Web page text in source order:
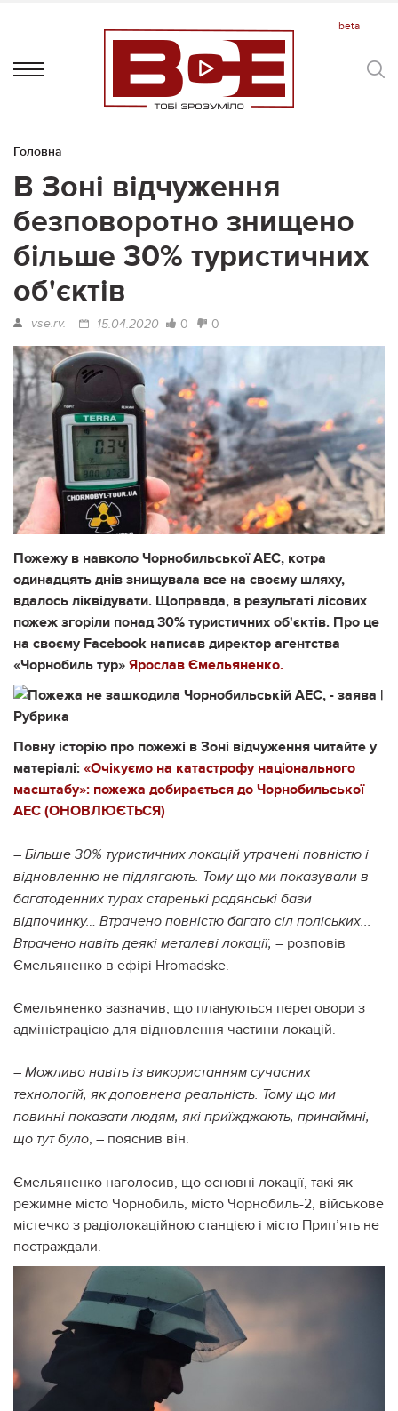
Головна
В Зоні відчуження
безповоротно знищено
більше 30% туристичних
об'єктів
vse.rv. 15.04.2020 0 0
Пожежу в навколо Чорнобильської АЕС, котра
одинадцять днів знищувала все на своєму шляху,
вдалось ліквідувати. Щоправда, в результаті лісових
пожеж згоріли понад 30% туристичних об'єктів. Про це
на своєму Facebook написав директор агентства
«Чорнобиль тур» Ярослав Ємельяненко.
Повну історію про пожежі в Зоні відчуження читайте у
матеріалі: «Очікуємо на катастрофу національного
масштабу»: пожежа добирається до Чорнобильської
АЕС (ОНОВЛЮЄТЬСЯ)
– Більше 30% туристичних локацій утрачені повністю і
відновленню не підлягають. Тому що ми показували в
багатоденних турах старенькі радянські бази
відпочинку… Втрачено повністю багато сіл поліських...
Втрачено навіть деякі металеві локації, – розповів
Ємельяненко в ефірі Hromadske.
Ємельяненко зазначив, що плануються переговори з
адміністрацією для відновлення частини локацій.
– Можливо навіть із використанням сучасних
технологій, як доповнена реальність. Тому що ми
повинні показати людям, які приїжджають, принаймні,
що тут було, – пояснив він.
Ємельяненко наголосив, що основні локації, такі як
режимне місто Чорнобиль, місто Чорнобиль-2, військове
містечко з радіолокаційною станцією і місто Прип’ять не
постраждали.